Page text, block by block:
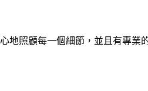
照顧每一個細節，並且有專業